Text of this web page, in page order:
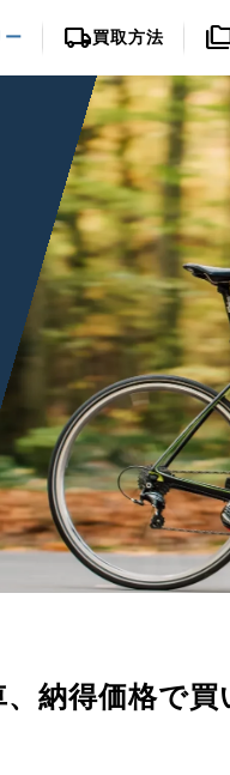
ー local_shipping買取方法
納得価格で買